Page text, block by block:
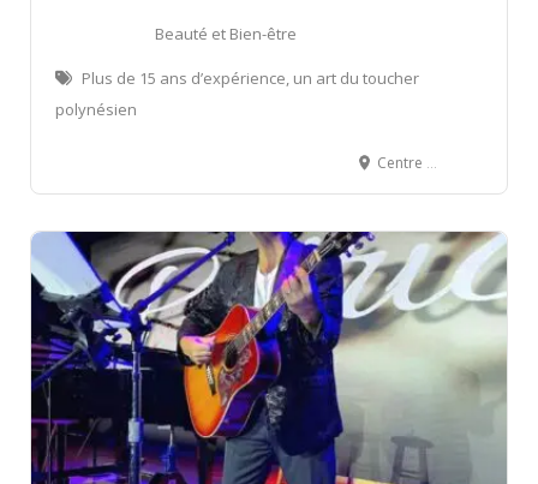
Beauté et Bien-être
Plus de 15 ans d’expérience, un art du toucher
polynésien
Centre Les Colorés – Maharepa, Moorea, Polynésie Française